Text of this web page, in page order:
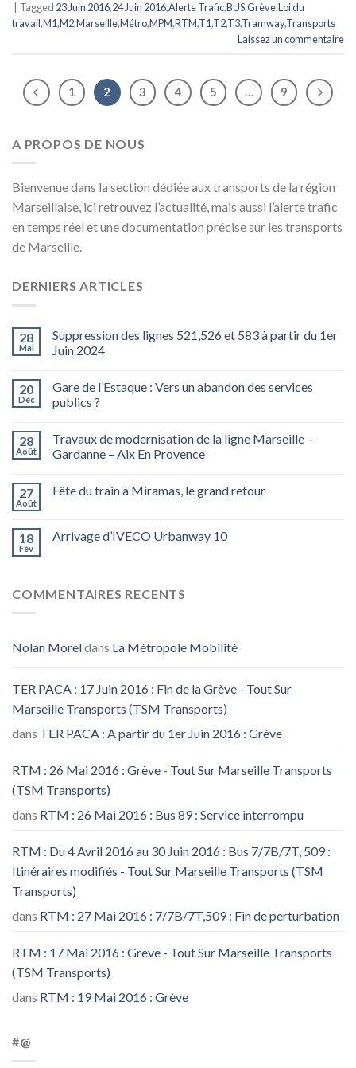
Tagged 23 Juin 2016,24 Juin 2016,Alerte Trafic,BUS,Grève,Loi du
travail,M1,M2,Marseille,Métro,MPM,RTM,T1,T2,T3,Tramway,Transports
Laissez un commentaire
1 2 3 4 5 … 9
A PROPOS DE NOUS
Bienvenue dans la section dédiée aux transports de la région
Marseillaise, ici retrouvez l’actualité, mais aussi l’alerte trafic
en temps réel et une documentation précise sur les transports
de Marseille.
DERNIERS ARTICLES
28
Mai
Suppression des lignes 521,526 et 583 à partir du 1er
Juin 2024
20
Déc
Gare de l’Estaque : Vers un abandon des services
publics ?
28
Août
Travaux de modernisation de la ligne Marseille –
Gardanne – Aix En Provence
27
Août
Fête du train à Miramas, le grand retour
18
Fév
Arrivage d’IVECO Urbanway 10
COMMENTAIRES RECENTS
Nolan Moreldans La Métropole Mobilité
TER PACA : 17 Juin 2016 : Fin de la Grève - Tout Sur
Marseille Transports (TSM Transports)
dans TER PACA : A partir du 1er Juin 2016 : Grève
RTM : 26 Mai 2016 : Grève - Tout Sur Marseille Transports
(TSM Transports)
dans RTM : 26 Mai 2016 : Bus 89 : Service interrompu
RTM : Du 4 Avril 2016 au 30 Juin 2016 : Bus 7/7B/7T, 509 :
Itinéraires modifiés - Tout Sur Marseille Transports (TSM
Transports)
dans RTM : 27 Mai 2016 : 7/7B/7T,509 : Fin de perturbation
RTM : 17 Mai 2016 : Grève - Tout Sur Marseille Transports
(TSM Transports)
dans RTM : 19 Mai 2016 : Grève
#@